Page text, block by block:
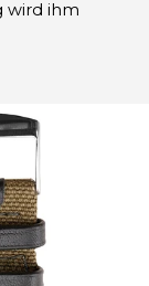
wird ihm